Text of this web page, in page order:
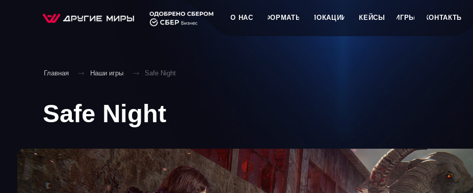
О НАС ИГРЫ
ЛОКАЦИИ
ФОРМАТЫ КОНТАКТЫ
КЕЙСЫ RU
Safe Night
2-4 12+